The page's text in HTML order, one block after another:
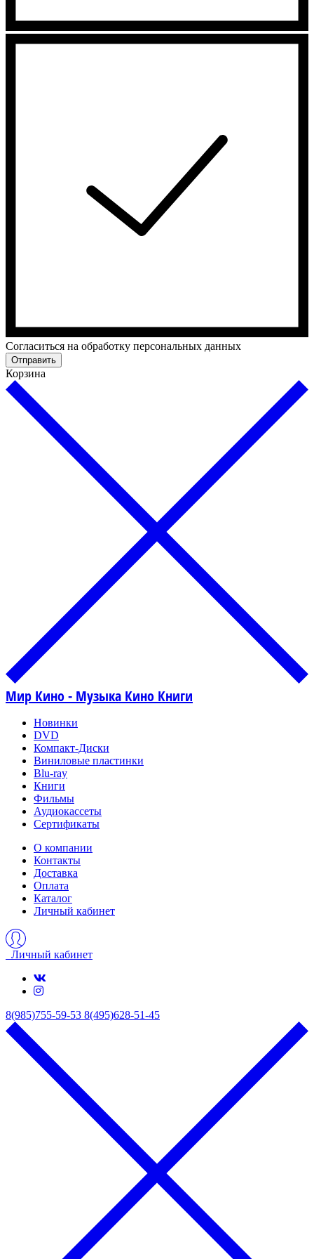
Cогласиться на обработку персональных данных
Отправить
Корзина
Мир Кино - Музыка Кино Книги
Новинки
DVD
Компакт-Диски
Виниловые пластинки
Blu-ray
Книги
Фильмы
Аудиокассеты
Сертификаты
О компании
Контакты
Доставка
Оплата
Каталог
Личный кабинет
Личный кабинет
8(985)755-59-53 8(495)628-51-45